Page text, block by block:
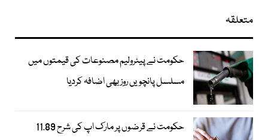
متعلقہ
حکومت نے پیٹرولیم مصنوعات کی قیمتوں میں
مسلسل پانچویں روز بھی اضافہ کردیا
حکومت نے قرضوں پر مارک اپ کی شرح 11.89